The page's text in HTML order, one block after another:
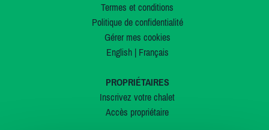
Termes et conditions
Politique de confidentialité
Gérer mes cookies
English| Français
PROPRIÉTAIRES
Inscrivez votre chalet
Accès propriétaire